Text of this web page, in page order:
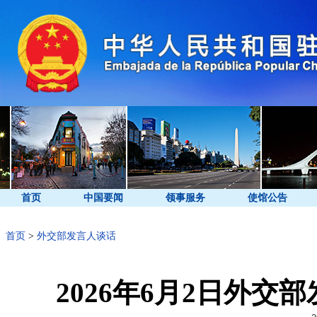
首页 中国要闻 领事服务 使馆公告
首页 > 外交部发言人谈话
2026年6月2日外交